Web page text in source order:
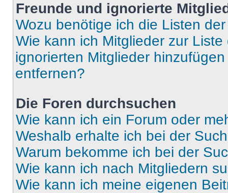
Freunde und ignorierte
Wozu benötige ich die Listen
Wie kann ich Mitglieder zur
ignorierten Mitglieder
entfernen?
Die Foren durchsuchen
Wie kann ich ein Forum oder
Weshalb erhalte ich bei der
Warum bekomme ich bei der
Wie kann ich nach Mitgliedern
Wie kann ich meine eigenen